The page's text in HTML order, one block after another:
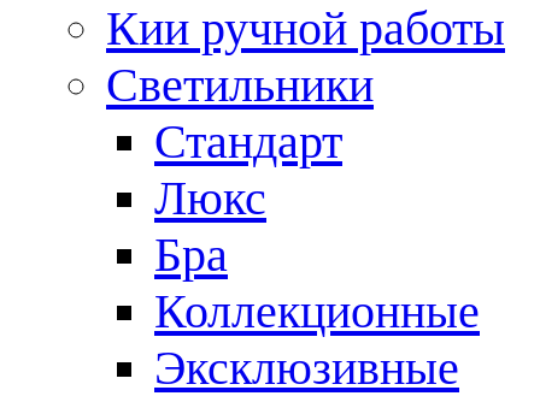
Кии ручной работы
Светильники
Стандарт
Люкс
Бра
Коллекционные
Эксклюзивные